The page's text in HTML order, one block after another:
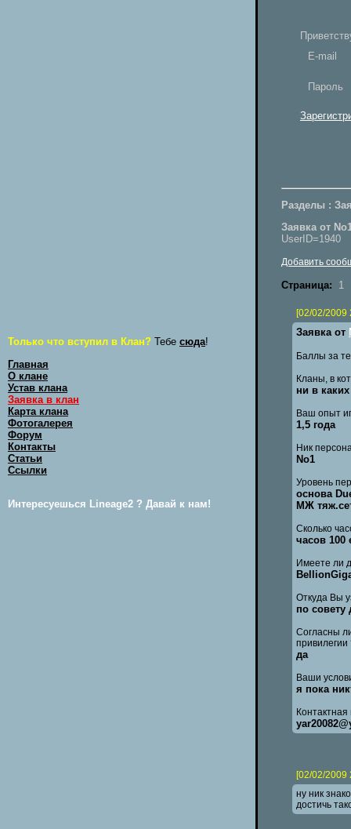
Только что вступил в Клан? Тебе сюда!
Главная
О клане
Устав клана
Заявка в клан
Карта клана
Фотогалерея
Форум
Контакты
Статьи
Ссылки
Интересуешься Lineage2 ? Давай к нам!
E-mail
Пароль
Разделы :
Заявка от
UserID=1940
Добавить
Страница: 1
[02/02/2009
Заявка от
Баллы за
Кланы, в
ни в каких
Ваш опыт
1,5 года
Ник
No1
Уровень
основа
МЖ
Сколько
часов 100
Имеете ли
Откуда Вы
по совету
Согласны
привилегии
да
Ваши
я пока
[02/02/2009
ну ник
достичь